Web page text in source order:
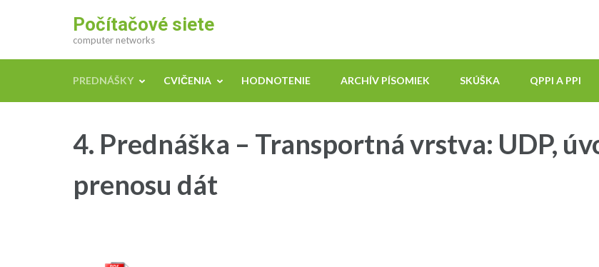
Počítačové siete
computer networks
PREDNÁŠKY CVIČENIA HODNOTENIE ARCHÍV PÍSOMIEK SKÚŠKA QPPI A PPI
4. Prednáška – Transportná vrstva: UDP,
prenosu dát